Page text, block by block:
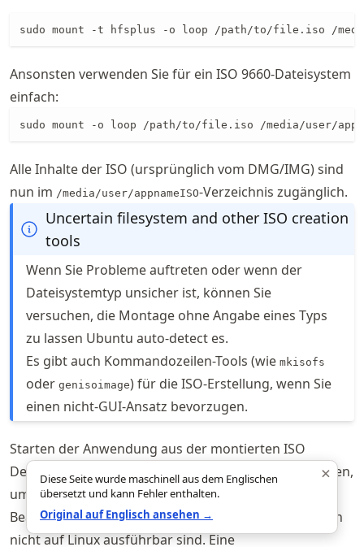
sudo mount -t hfsplus -o loop /path/to/file.iso /media/
Ansonsten verwenden Sie für ein ISO 9660-Dateisystem
einfach:
sudo mount -o loop /path/to/file.iso /media/user/
Alle Inhalte der ISO (ursprünglich vom DMG/IMG) sind
nun im /media/user/appnameISO-Verzeichnis zugänglich.
Uncertain filesystem and other ISO creation
tools
Wenn Sie Probleme auftreten oder wenn der
Dateisystemtyp unsicher ist, können Sie
versuchen, die Montage ohne Angabe eines Typs
zu lassen Ubuntu auto-detect es.
Es gibt auch Kommandozeilen-Tools (wie mkisofs
oder genisoimage) für die ISO-Erstellung, wenn Sie
einen nicht-GUI-Ansatz bevorzugen.
Starten der Anwendung aus der montierten ISO
Der Inhalt der montierten ISO kann untersucht werden,
um die Anwendung zu lokalisieren und zu starten.
Beachten Sie, dass macOS-Anwendungen immer noch
nicht auf Linux ausführbar sind. Eine
×
Diese Seite wurde maschinell aus dem Englischen
übersetzt und kann Fehler enthalten.
Original auf Englisch ansehen →